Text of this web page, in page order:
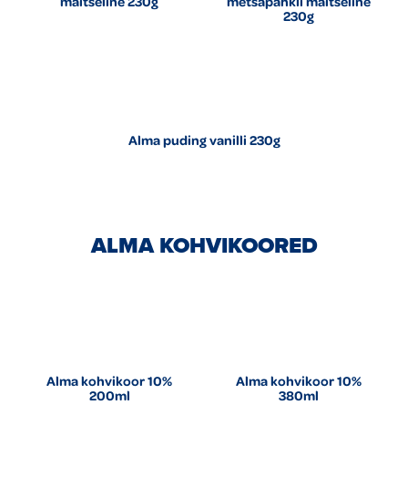
230g
Alma puding vanilli 230g
ALMA KOHVIKOORED
Alma kohvikoor 10%
200ml
Alma kohvikoor 10%
380ml